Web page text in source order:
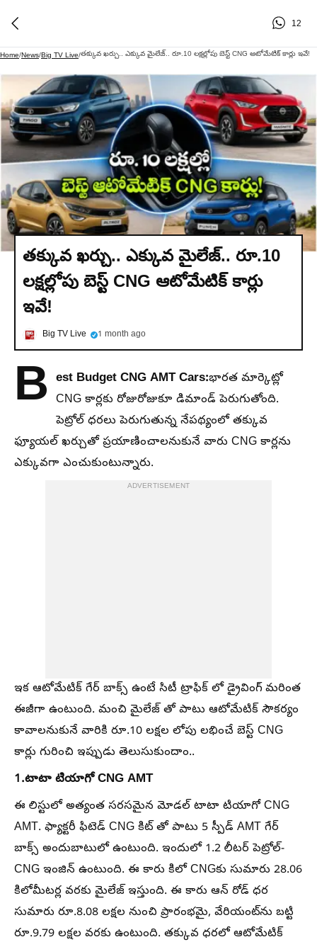
12
Home/News/Big TV Live/తక్కువ ఖర్చు.. ఎక్కువ మైలేజ్.. రూ.10 లక్షల్లోపు బెస్ట్ CNG ఆటోమేటిక్ కార్లు ఇవే!
తక్కువ ఖర్చు.. ఎక్కువ మైలేజ్.. రూ.10
లక్షల్లోపు బెస్ట్ CNG ఆటోమేటిక్ కార్లు
ఇవే!
Big TV Live 1 month ago
B est Budget CNG AMT Cars:భారత మార్కెట్లో
CNG కార్లకు రోజురోజుకూ డిమాండ్ పెరుగుతోంది.
పెట్రోల్ ధరలు పెరుగుతున్న నేపథ్యంలో తక్కువ
ఫ్యూయల్ ఖర్చుతో ప్రయాణించాలనుకునే వారు CNG కార్లను
ఎక్కువగా ఎంచుకుంటున్నారు.
ADVERTISEMENT
ఇక ఆటోమేటిక్ గేర్‌ బాక్స్ ఉంటే సిటీ ట్రాఫిక్‌ లో డ్రైవింగ్ మరింత
ఈజీగా ఉంటుంది. మంచి మైలేజ్‌ తో పాటు ఆటోమేటిక్ సౌకర్యం
కావాలనుకునే వారికి రూ.10 లక్షల లోపు లభించే బెస్ట్ CNG
కార్లు గురించి ఇప్పుడు తెలుసుకుందాం..
1.టాటా టియాగో CNG AMT
ఈ లిస్టులో అత్యంత సరసమైన మోడల్ టాటా టియాగో CNG
AMT. ఫ్యాక్టరీ ఫిటెడ్ CNG కిట్‌ తో పాటు 5 స్పీడ్ AMT గేర్‌
బాక్స్ అందుబాటులో ఉంటుంది. ఇందులో 1.2 లీటర్ పెట్రోల్-
CNG ఇంజిన్ ఉంటుంది. ఈ కారు కిలో CNGకు సుమారు 28.06
కిలోమీటర్ల వరకు మైలేజ్ ఇస్తుంది. ఈ కారు ఆన్ రోడ్ ధర
సుమారు రూ.8.08 లక్షల నుంచి ప్రారంభమై, వేరియంట్‌ను బట్టి
రూ.9.79 లక్షల వరకు ఉంటుంది. తక్కువ ధరలో ఆటోమేటిక్